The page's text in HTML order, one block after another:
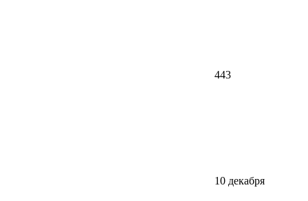
443
10 декабря